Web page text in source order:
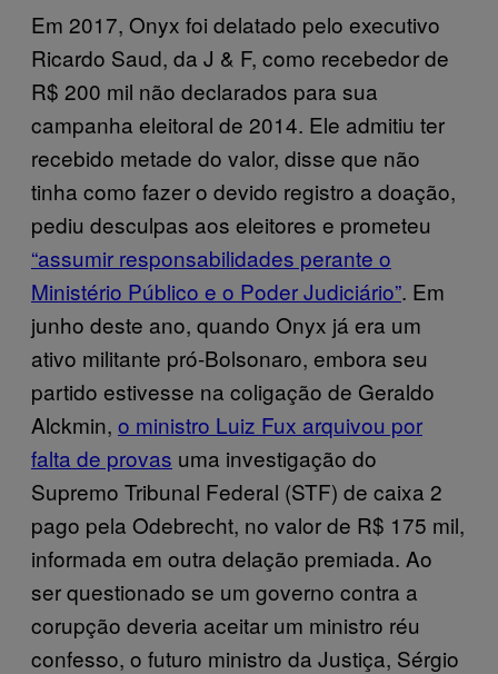
Em 2017, Onyx foi delatado pelo executivo
Ricardo Saud, da J & F, como recebedor de
R$ 200 mil não declarados para sua
campanha eleitoral de 2014. Ele admitiu ter
recebido metade do valor, disse que não
tinha como fazer o devido registro a doação,
pediu desculpas aos eleitores e prometeu
“assumir responsabilidades perante o
Ministério Público e o Poder Judiciário”. Em
junho deste ano, quando Onyx já era um
ativo militante pró-Bolsonaro, embora seu
partido estivesse na coligação de Geraldo
Alckmin, o ministro Luiz Fux arquivou por
falta de provas uma investigação do
Supremo Tribunal Federal (STF) de caixa 2
pago pela Odebrecht, no valor de R$ 175 mil,
informada em outra delação premiada. Ao
ser questionado se um governo contra a
corupção deveria aceitar um ministro réu
confesso, o futuro ministro da Justiça, Sérgio